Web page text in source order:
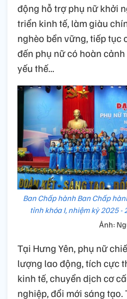
động hỗ trợ phụ nữ khởi
triển kinh tế, làm giàu
nghèo bền vững, tiếp tục
đến phụ nữ có hoàn
yếu thế...
Ban Chấp hành Ban Chấp
tỉnh khóa I, nhiệm kỳ 2025 -
Ảnh:
Tại Hưng Yên, phụ nữ
lượng lao động, tích cực
kinh tế, chuyển dịch cơ
nghiệp, đổi mới sáng tạo.